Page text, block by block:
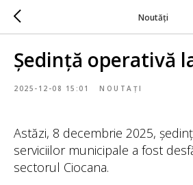
Noutăți
Ședință operativă
2025-12-08 15:01 NOUTAȚI
Astăzi, 8 decembrie 2025,
serviciilor municipale a fost
sectorul Ciocana.